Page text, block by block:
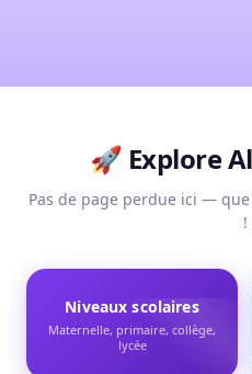
🚀 Explore
Pas de page perdue ici —
!
Niveaux scolaires
Maternelle, primaire, collège,
lycée